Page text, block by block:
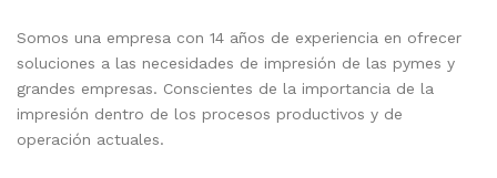
Somos una empresa con 14 años de experiencia en ofrecer
soluciones a las necesidades de impresión de las pymes y
grandes empresas. Conscientes de la importancia de la
impresión dentro de los procesos productivos y de
operación actuales.